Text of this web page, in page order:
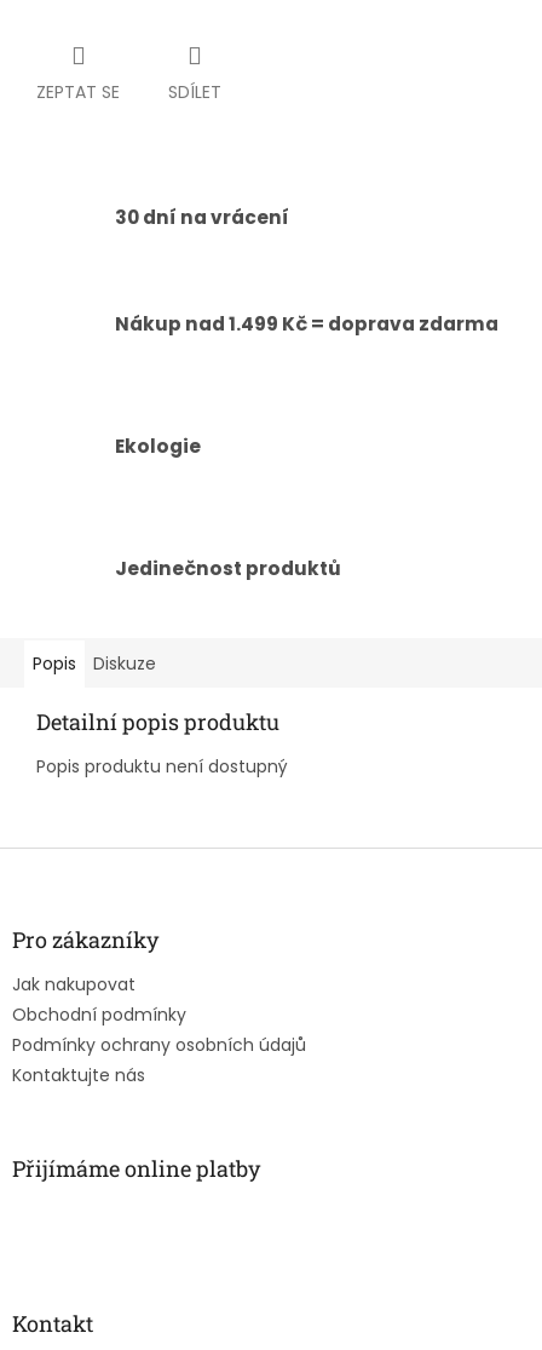
ZEPTAT SE SDÍLET
30 dní na vrácení
Nákup nad 1.499 Kč = doprava zdarma
Ekologie
Jedinečnost produktů
Popis Diskuze
Detailní popis produktu
Popis produktu není dostupný
Z
Pro zákazníky
Jak nakupovat
Obchodní podmínky
Podmínky ochrany osobních údajů
Kontaktujte nás
Přijímáme online platby
Kontakt